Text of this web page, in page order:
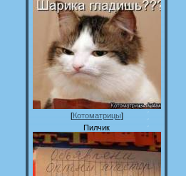
[Котоматрицы]
Пилчик